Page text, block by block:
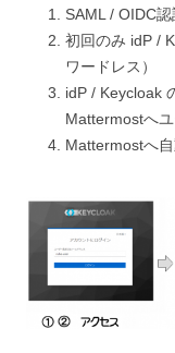
SAML / OIDC
初回のみ idP /
ワードレス）
idP / Keycloak
Mattermostへ
Mattermostへ